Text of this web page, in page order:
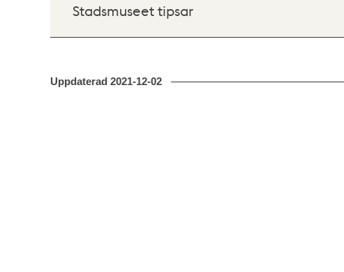
Stadsmuseet tipsar
Uppdaterad 2021-12-02